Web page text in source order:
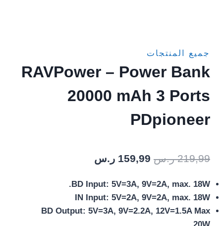
جميع المنتجات
RAVPower – Power Bank
20000 mAh 3 Ports
PDpioneer
219,99 ر.س السعر
هو:
219,99 ر.س.
159,99 ر.س
هو:
159,99 ر.س.
BD Input: 5V=3A, 9V=2A, max. 18W.
IN Input: 5V=2A, 9V=2A, max. 18W
BD Output: 5V=3A, 9V=2.2A, 12V=1.5A Max